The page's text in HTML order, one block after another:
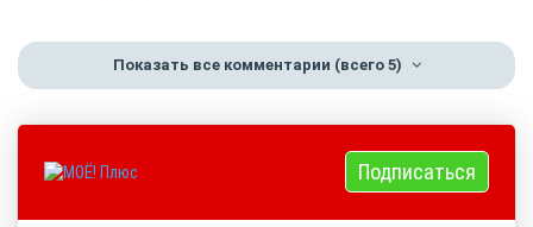
Показать все комментарии (всего 5)
Подписаться